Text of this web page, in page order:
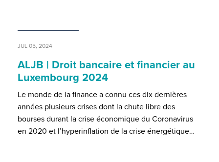
JUL 05, 2024
ALJB | Droit bancaire et financier au
Luxembourg 2024
Le monde de la finance a connu ces dix dernières
années plusieurs crises dont la chute libre des
bourses durant la crise économique du Coronavirus
en 2020 et l’hyperinflation de la crise énergétique…